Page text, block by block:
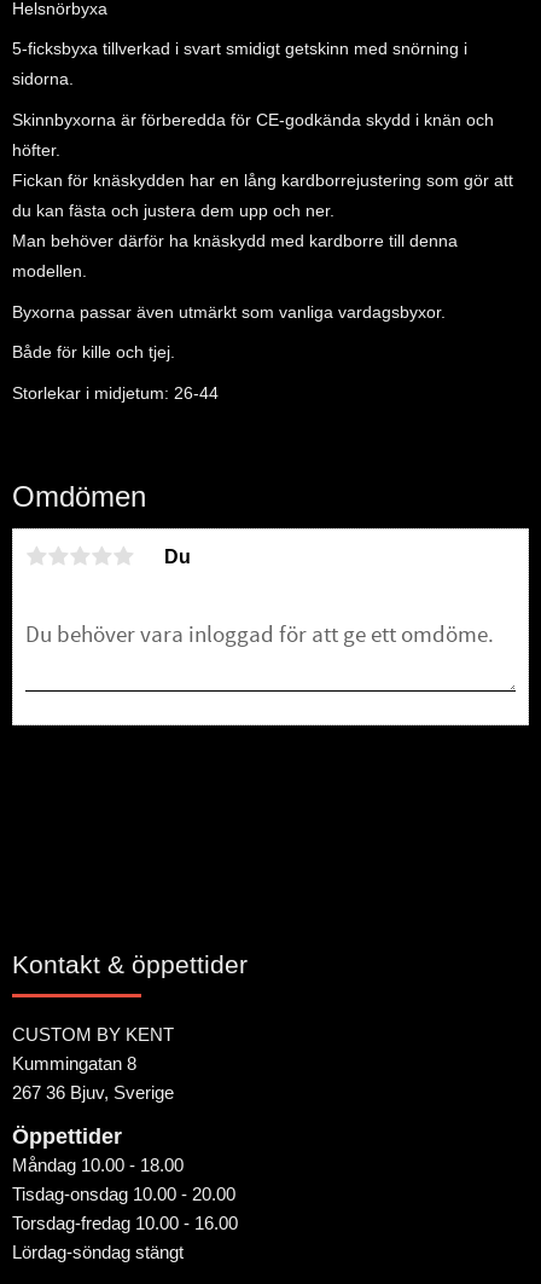
Helsnörbyxa
5-ficksbyxa tillverkad i svart smidigt getskinn med snörning i
sidorna.
Skinnbyxorna är förberedda för CE-godkända skydd i knän och
höfter.
Fickan för knäskydden har en lång kardborrejustering som gör att
du kan fästa och justera dem upp och ner.
Man behöver därför ha knäskydd med kardborre till denna
modellen.
Byxorna passar även utmärkt som vanliga vardagsbyxor.
Både för kille och tjej.
Storlekar i midjetum: 26-44
Omdömen
Du
Kontakt & öppettider
CUSTOM BY KENT
Kummingatan 8
267 36 Bjuv, Sverige
Öppettider
Måndag 10.00 - 18.00
Tisdag-onsdag 10.00 - 20.00
Torsdag-fredag 10.00 - 16.00
Lördag-söndag stängt